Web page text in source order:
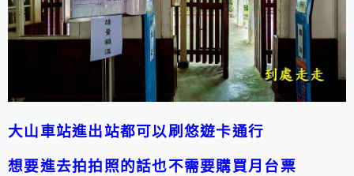
大山車站進出站都可以刷悠遊卡通行
想要進去拍拍照的話也不需要購買月台票